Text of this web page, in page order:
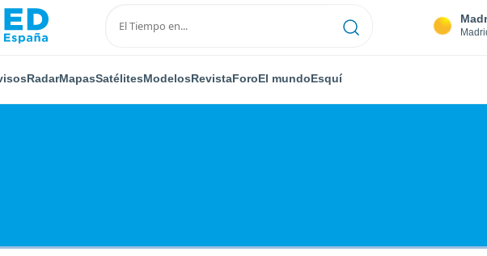
RadarMapasSatélitesModelosRevistaForoEl mundoEsquí